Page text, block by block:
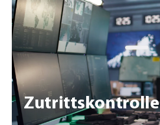
Zutrittskontrolle